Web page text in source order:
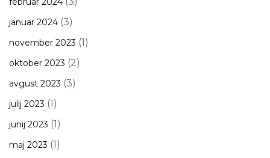
januar 2024 (3)
november 2023 (1)
oktober 2023 (2)
avgust 2023 (3)
julij 2023 (1)
junij 2023 (1)
maj 2023 (1)